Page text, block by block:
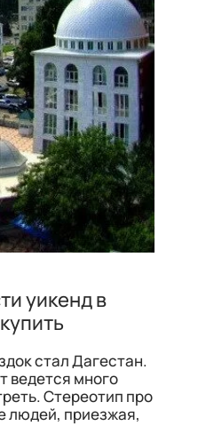
уикенд в
стал Дагестан.
ведется много
Стереотип про
людей, приезжая,